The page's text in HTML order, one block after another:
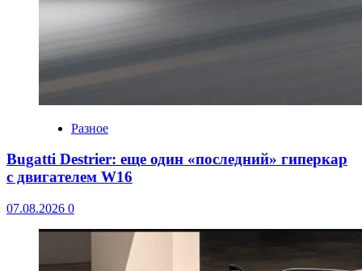
Разное
Bugatti Destrier: еще один «последний» гиперкар
с двигателем W16
07.08.2026 0